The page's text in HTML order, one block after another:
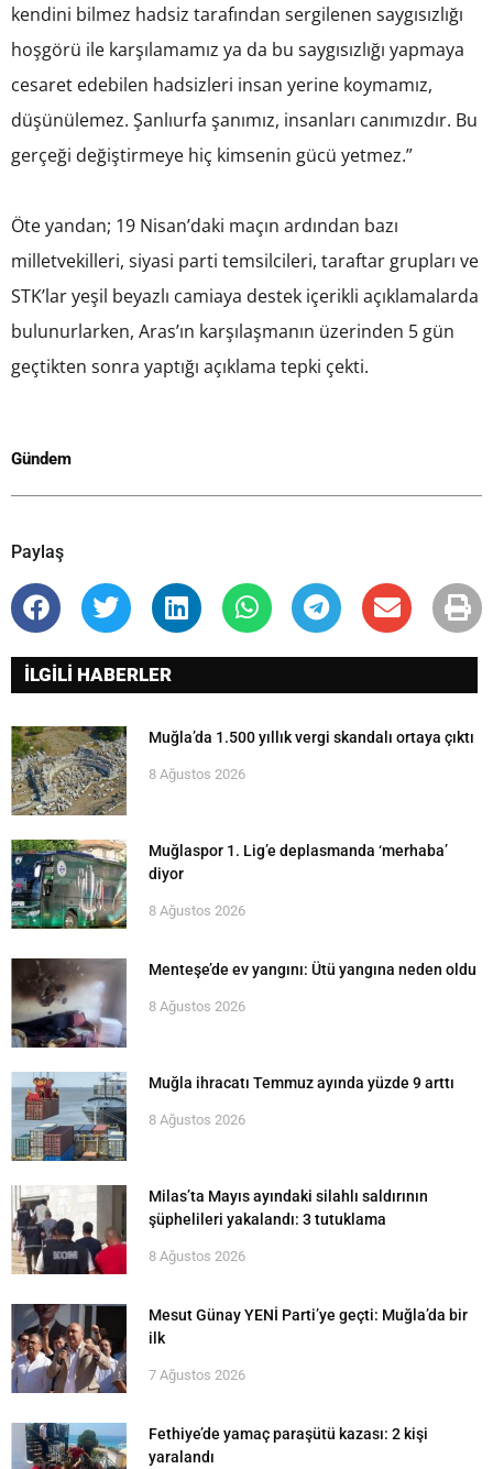
kendini bilmez hadsiz tarafından sergilenen saygısızlığı
hoşgörü ile karşılamamız ya da bu saygısızlığı yapmaya
cesaret edebilen hadsizleri insan yerine koymamız,
düşünülemez. Şanlıurfa şanımız, insanları canımızdır. Bu
gerçeği değiştirmeye hiç kimsenin gücü yetmez.”
Öte yandan; 19 Nisan’daki maçın ardından bazı
milletvekilleri, siyasi parti temsilcileri, taraftar grupları ve
STK’lar yeşil beyazlı camiaya destek içerikli açıklamalarda
bulunurlarken, Aras’ın karşılaşmanın üzerinden 5 gün
geçtikten sonra yaptığı açıklama tepki çekti.
Gündem
Paylaş
İLGİLİ HABERLER
Muğla’da 1.500 yıllık vergi skandalı ortaya çıktı
8 Ağustos 2026
Muğlaspor 1. Lig’e deplasmanda ‘merhaba’
diyor
8 Ağustos 2026
Menteşe’de ev yangını: Ütü yangına neden oldu
8 Ağustos 2026
Muğla ihracatı Temmuz ayında yüzde 9 arttı
8 Ağustos 2026
Milas’ta Mayıs ayındaki silahlı saldırının
şüphelileri yakalandı: 3 tutuklama
8 Ağustos 2026
Mesut Günay YENİ Parti’ye geçti: Muğla’da bir
ilk
7 Ağustos 2026
Fethiye’de yamaç paraşütü kazası: 2 kişi
yaralandı